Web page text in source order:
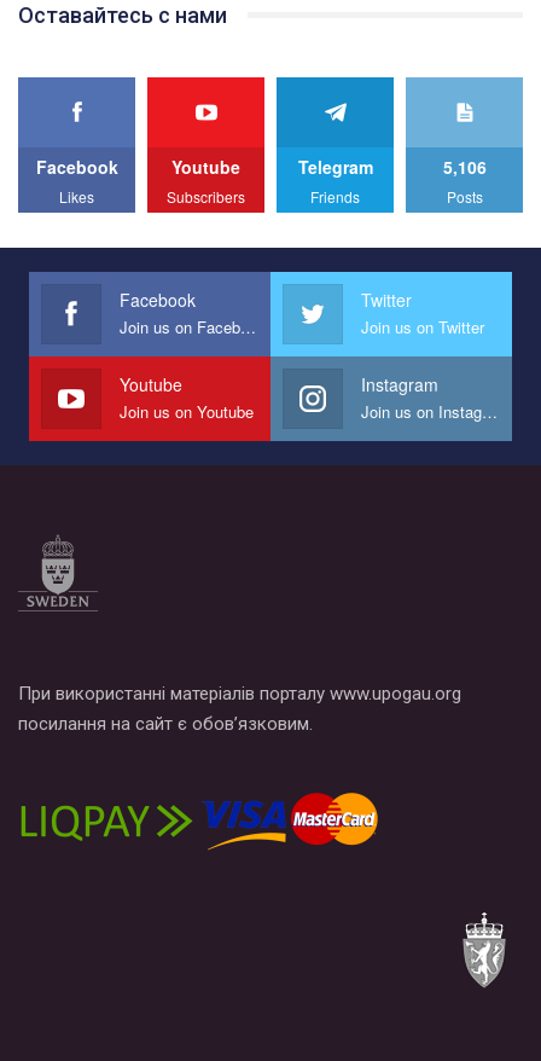
best video, representing programme for the development of
We appeal to your support and ask to help us implement our plan
All you have to do is to press "Like" below the video.
Эмоционально сильный ролик от команды "Гей-альянс
представляющий программу развития организации.
Мы просим вас поддержать нас и помочь нам реализовать
наш план по борьбе с насилием и дискриминацией на почве
СОГИ в Украине.
Все, что вам нужно сделать - это зайти на наш канал YouTube
Оставайтесь с нами
Facebook
Likes
Youtube
Subscribers
Telegram
Friends
5,106
Posts
Facebook
Join us on Facebook
Twitter
Join us on Twitter
Youtube
Join us on Youtube
Instagram
Join us on Instagram
При використанні матеріалів порталу www.upogau.org
посилання на сайт є обов’язковим.